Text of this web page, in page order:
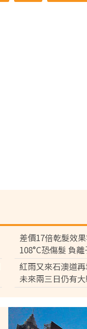
差價17倍乾髮效
108°C恐傷髮 負
差逾百倍
紅雨又來石澳道
未來兩三日仍有